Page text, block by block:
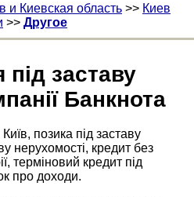
и Киевская область >> Киев
>> Другое
заставу
Банкнота
позика під заставу
нерухомості, кредит без
терміновий кредит під
про доходи.